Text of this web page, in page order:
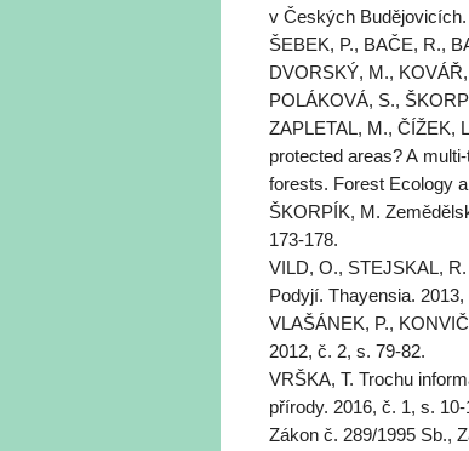
v Českých
ŠEBEK, P., BAČE, R.,
DVORSKÝ, M.,
POLÁKOVÁ, S.,
ZAPLETAL, M., ČÍŽEK,
protected areas? A
forests. Forest Ecology
ŠKORPÍK, M.
173-178.
VILD, O., STEJSKAL,
Podyjí. Thayensia.
VLAŠÁNEK, P.,
2012, č. 2, s. 79-82.
VRŠKA, T. Trochu
přírody. 2016, č. 1, s. 10-
Zákon č. 289/1995 Sb.,